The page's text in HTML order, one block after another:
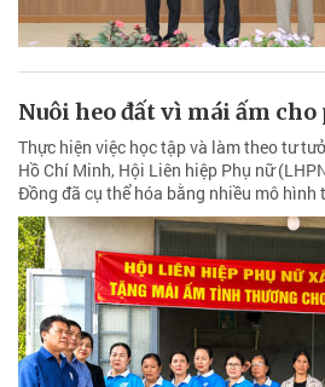
Nuôi heo đất vì mái ấm
Thực hiện việc học tập và làm theo tư
Hồ Chí Minh, Hội Liên hiệp Phụ nữ
Đồng đã cụ thể hóa bằng nhiều mô hình